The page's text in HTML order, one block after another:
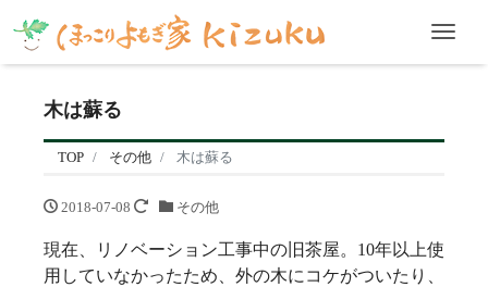
木は蘇る
TOP その他 木は蘇る
2018-07-08 その他
現在、リノベーション工事中の旧茶屋。10年以上使
用していなかったため、外の木にコケがついたり、